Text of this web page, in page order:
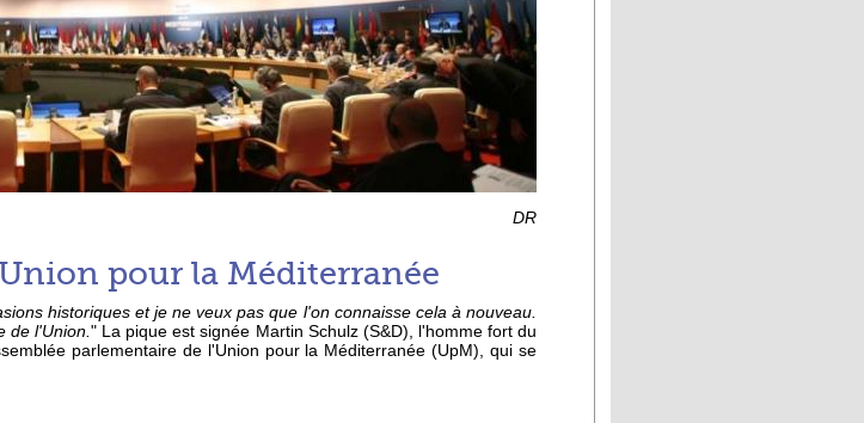
DR
pour la Méditerranée
historiques et je ne veux pas que l'on connaisse cela à nouveau.
de l'Union. " La pique est signée Martin Schulz (S&D), l'homme fort du
parlementaire de l'Union pour la Méditerranée (UpM), qui se